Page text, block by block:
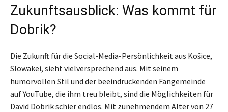
Zukunftsausblick: Was kommt für
Dobrik?
Die Zukunft für die Social-Media-Persönlichkeit aus Košice,
Slowakei, sieht vielversprechend aus. Mit seinem
humorvollen Stil und der beeindruckenden Fangemeinde
auf YouTube, die ihm treu bleibt, sind die Möglichkeiten für
David Dobrik schier endlos. Mit zunehmendem Alter von 27